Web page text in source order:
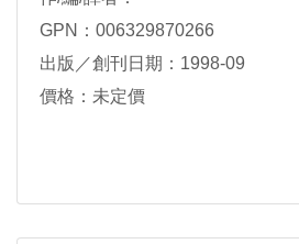
GPN：006329870266
出版／創刊日期：1998-09
價格：未定價